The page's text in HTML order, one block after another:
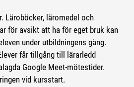
Läroböcker, läromedel och
för avsikt att ha för eget bruk kan
under utbildningens gång.
får tillgång till lärarledd
Google Meet-mötestider.
vid kursstart.